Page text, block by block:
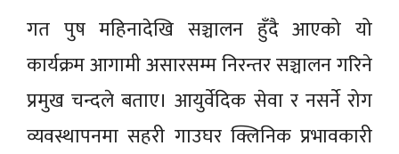
गत पुष महिनादेखि सञ्चालन हुँदै आएको यो
कार्यक्रम आगामी असारसम्म निरन्तर सञ्चालन गरिने
प्रमुख चन्दले बताए। आयुर्वेदिक सेवा र नसर्ने रोग
व्यवस्थापनमा सहरी गाउघर क्लिनिक प्रभावकारी